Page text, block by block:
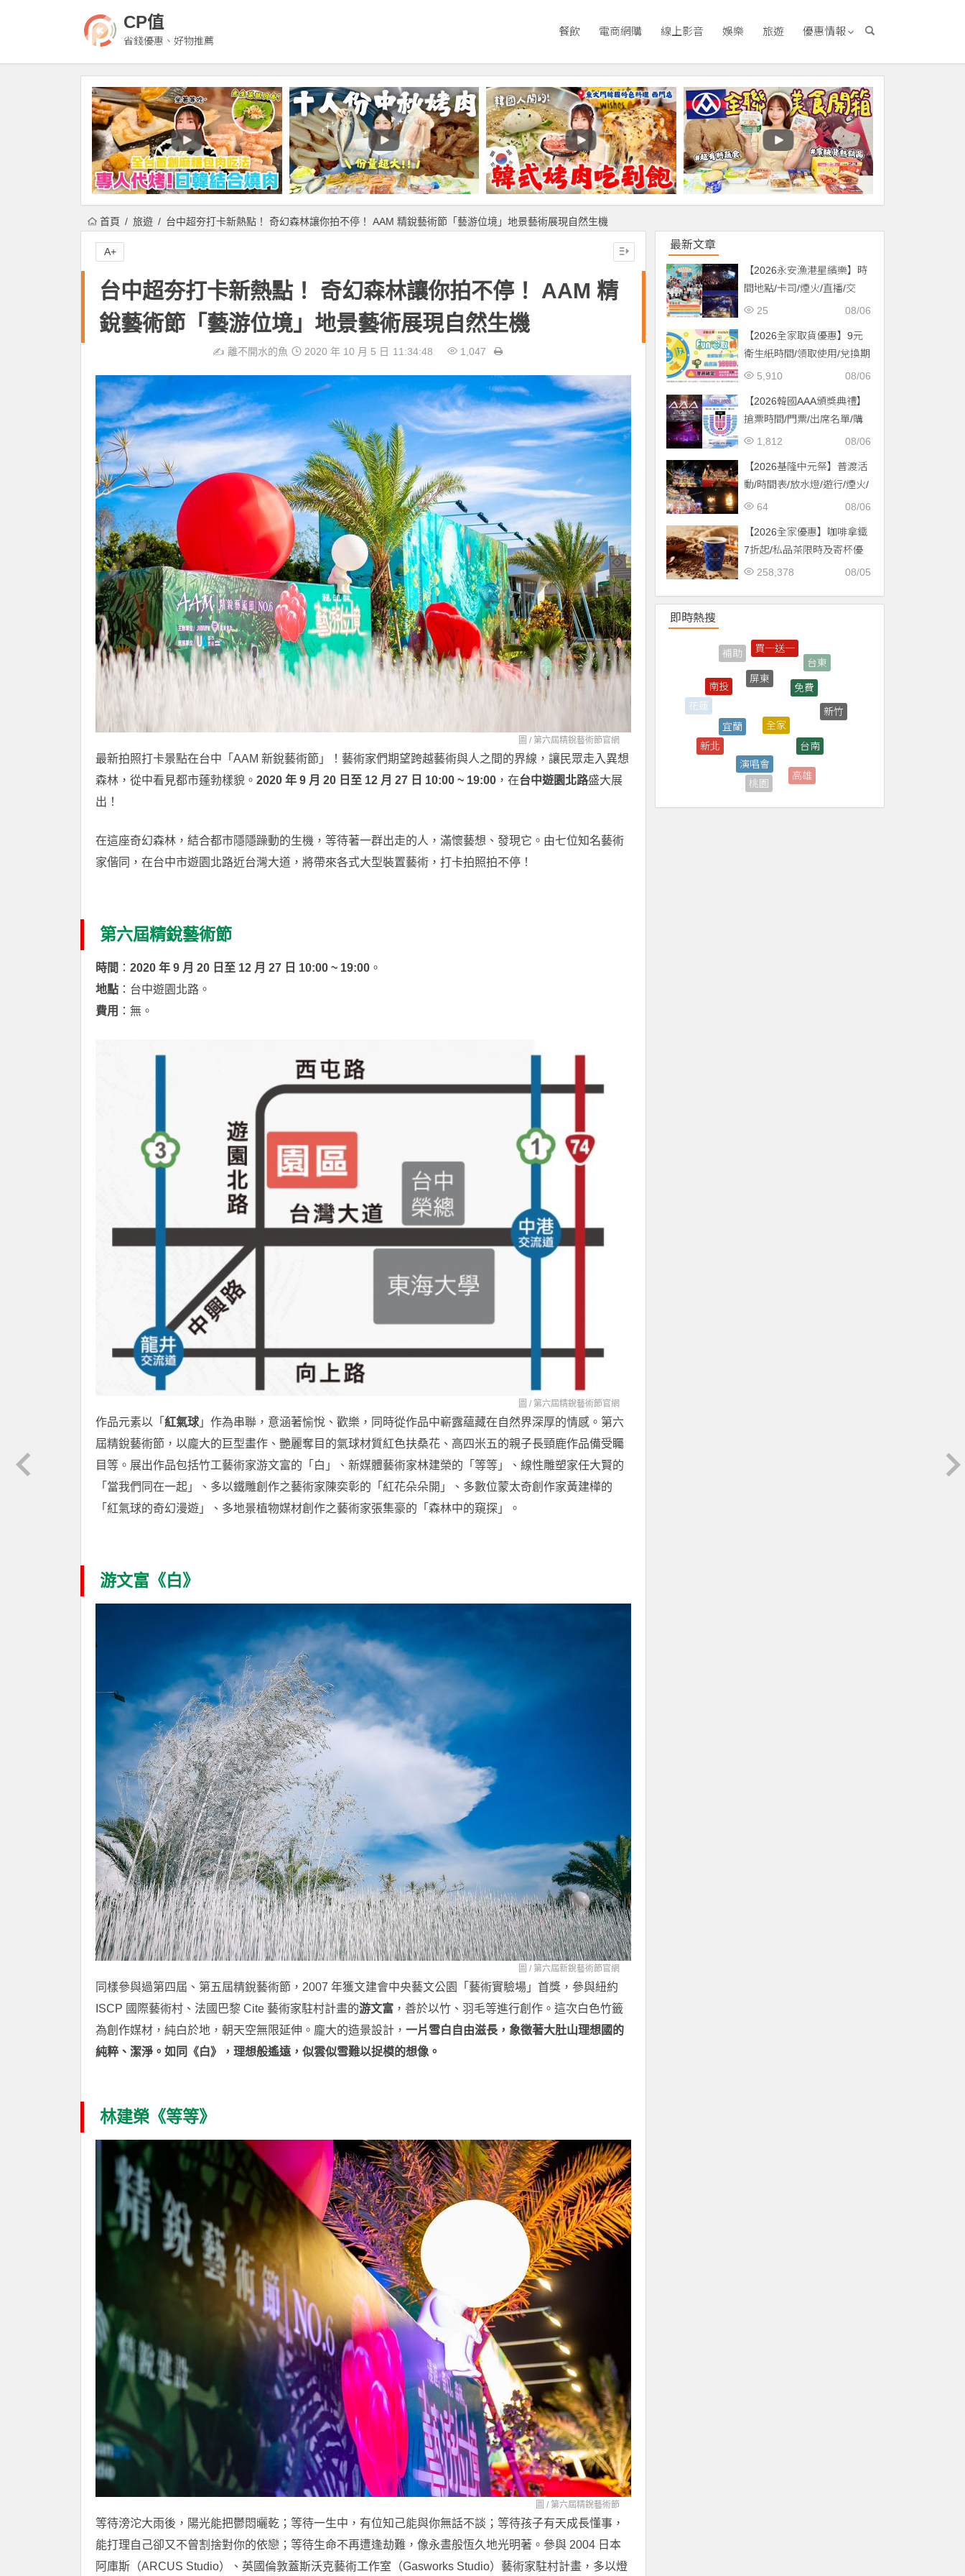
CP值
省錢優惠、好物推薦
餐飲 電商網購 線上影音 娛樂 旅遊 優惠情報
首頁 旅遊 台中超夯打卡新熱點！ 奇幻森林讓你拍不停！ AAM 精銳藝術節「藝游位境」地景藝術展現自然生機
台中超夯打卡新熱點！ 奇幻森林讓你拍不停！ AAM 精
銳藝術節「藝游位境」地景藝術展現自然生機
✍️離不開水的魚 2020 年 10 月 5 日 11:34:48 1,047
圖 / 第六屆精銳藝術節官網
最新拍照打卡景點在台中「AAM 新銳藝術節」！藝術家們期望跨越藝術與人之間的界線，讓民眾走入異想
森林，從中看見都市蓬勃樣貌。 2020 年 9 月 20 日至 12 月 27 日 10:00 ~ 19:00 ，在台中遊園北路盛大展
出！
在這座奇幻森林，結合都市隱隱躁動的生機，等待著一群出走的人，滿懷藝想、發現它。由七位知名藝術
家偕同，在台中市遊園北路近台灣大道，將帶來各式大型裝置藝術，打卡拍照拍不停！
第六屆精銳藝術節
時間 ： 2020 年 9 月 20 日至 12 月 27 日 10:00 ~ 19:00 。
地點 ：台中遊園北路。
費用 ：無。
圖 / 第六屆精銳藝術節官網
作品元素以「 紅氣球 」作為串聯，意涵著愉悅、歡樂，同時從作品中嶄露蘊藏在自然界深厚的情感。第六
屆精銳藝術節，以龐大的巨型畫作、艷麗奪目的氣球材質紅色扶桑花、高四米五的親子長頸鹿作品備受矚
目等。展出作品包括竹工藝術家游文富的「白」、新媒體藝術家林建榮的「等等」、線性雕塑家任大賢的
「當我們同在一起」、多以鐵雕創作之藝術家陳奕彰的「紅花朵朵開」、多數位蒙太奇創作家黃建樺的
「紅氣球的奇幻漫遊」、多地景植物媒材創作之藝術家張集豪的「森林中的窺探」。
游文富《白》
圖 / 第六屆新銳藝術節官網
同樣參與過第四屆、第五屆精銳藝術節，2007 年獲文建會中央藝文公園「藝術實驗場」首獎，參與紐約
ISCP 國際藝術村、法國巴黎 Cite 藝術家駐村計畫的游文富 ，善於以竹、羽毛等進行創作。這次白色竹籤
為創作媒材，純白於地，朝天空無限延伸。龐大的造景設計， 一片雪白自由滋長，象徵著大肚山理想國的
純粹、潔淨。如同《白》，理想般遙遠，似雲似雪難以捉模的想像。
林建榮《等等》
圖 / 第六屆精銳藝術節
等待滂沱大雨後，陽光能把鬱悶曬乾；等待一生中，有位知己能與你無話不談；等待孩子有天成長懂事，
能打理自己卻又不曾割捨對你的依戀；等待生命不再遭逢劫難，像永晝般恆久地光明著。參與 2004 日本
阿庫斯（ARCUS Studio）、英國倫敦蓋斯沃克藝術工作室（Gasworks Studio）藝術家駐村計畫，多以燈
A+
最新文章
【2026永安漁港星繽樂】時
間地點/卡司/煙火/直播/交
通，免費入場！
08/06
25
【2026全家取貨優惠】9元
衛生紙時間/領取使用/兌換期
限一次看！
08/06
5,910
【2026韓國AAA頒獎典禮】
搶票時間/門票/出席名單/購
票一次看！
08/06
1,812
【2026基隆中元祭】普渡活
動/時間表/放水燈/遊行/煙火/
交通一次看！
08/06
64
【2026全家優惠】咖啡拿鐵
7折起/私品茶限時及寄杯優
惠！價格/菜單一起看
08/05
258,378
即時熱搜
南投
屏東
免費
7-ELEVEN
優惠券
台中
新北
宜蘭
全家
台南
高雄
桃園
演唱會